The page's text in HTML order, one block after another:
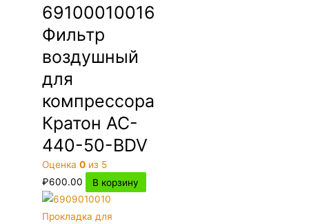
69100010016
Фильтр
воздушный
для
компрессора
Кратон AC-
440-50-BDV
Оценка0 из 5
₽600.00 В корзину